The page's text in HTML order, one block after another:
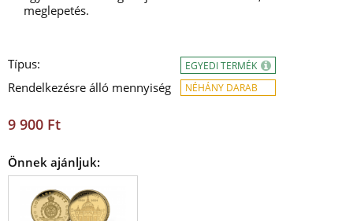
meglepetés.
Típus:
Rendelkezésre álló mennyiség
EGYEDI TERMÉK
NÉHÁNY DARAB
9 900 Ft
Önnek ajánljuk: